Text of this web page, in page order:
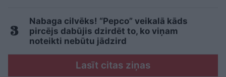
Nabaga cilvēks! “Pepco” veikalā kāds
pircējs dabūjis dzirdēt to, ko viņam
noteikti nebūtu jādzird
Lasīt citas ziņas